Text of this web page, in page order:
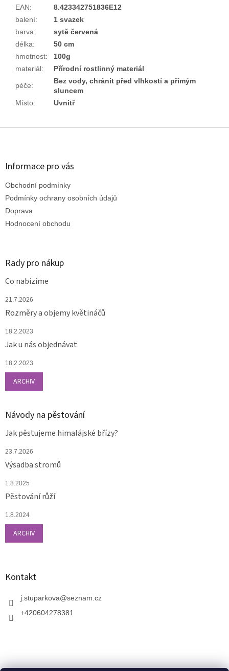
EAN:
8.423342751836E12
balení:
1 svazek
barva:
sytě červená
délka:
50 cm
hmotnost:
100g
materiál: Přírodní rostlinný materiál
péče:
Bez vody, chránit před vlhkostí a přímým
sluncem
Místo: Uvnitř
Z
Informace pro vás
Obchodní podmínky
Podmínky ochrany osobních údajů
Doprava
Hodnocení obchodu
Rady pro nákup
Co nabízíme
21.7.2026
Rozměry a objemy květináčů
18.2.2023
Jak u nás objednávat
18.2.2023
ARCHIV
Návody na pěstování
Jak pěstujeme himalájské břízy?
23.7.2026
Výsadba stromů
1.8.2025
Pěstování růží
1.8.2024
ARCHIV
Kontakt
j.stuparkova@seznam.cz
+420604278381